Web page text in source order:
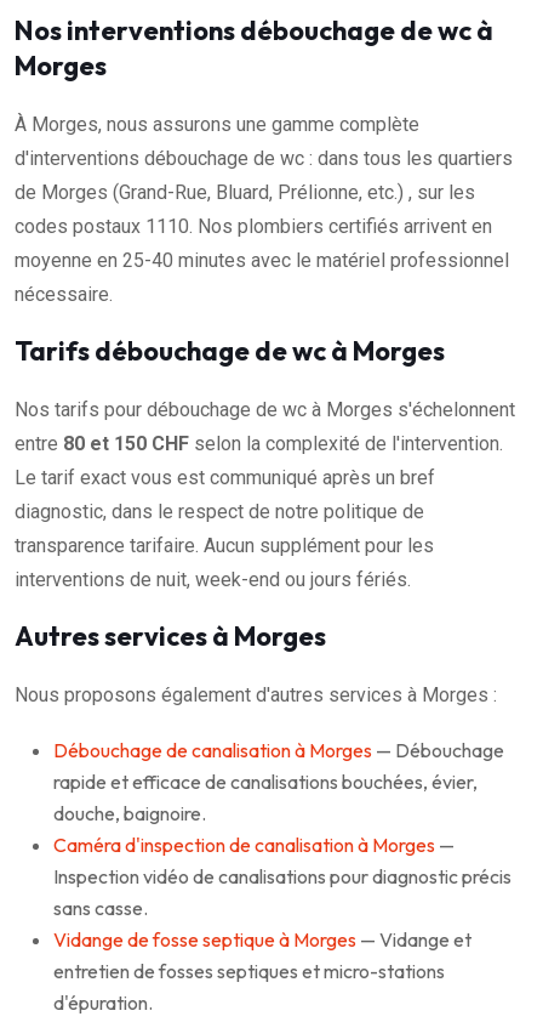
Nos interventions débouchage de wc à
Morges
À Morges, nous assurons une gamme complète
d'interventions débouchage de wc : dans tous les quartiers
de Morges (Grand-Rue, Bluard, Prélionne, etc.) , sur les
codes postaux 1110. Nos plombiers certifiés arrivent en
moyenne en 25-40 minutes avec le matériel professionnel
nécessaire.
Tarifs débouchage de wc à Morges
Nos tarifs pour débouchage de wc à Morges s'échelonnent
entre 80 et 150 CHF selon la complexité de l'intervention.
Le tarif exact vous est communiqué après un bref
diagnostic, dans le respect de notre politique de
transparence tarifaire. Aucun supplément pour les
interventions de nuit, week-end ou jours fériés.
Autres services à Morges
Nous proposons également d'autres services à Morges :
Débouchage de canalisation à Morges — Débouchage
rapide et efficace de canalisations bouchées, évier,
douche, baignoire.
Caméra d'inspection de canalisation à Morges —
Inspection vidéo de canalisations pour diagnostic précis
sans casse.
Vidange de fosse septique à Morges — Vidange et
entretien de fosses septiques et micro-stations
d'épuration.